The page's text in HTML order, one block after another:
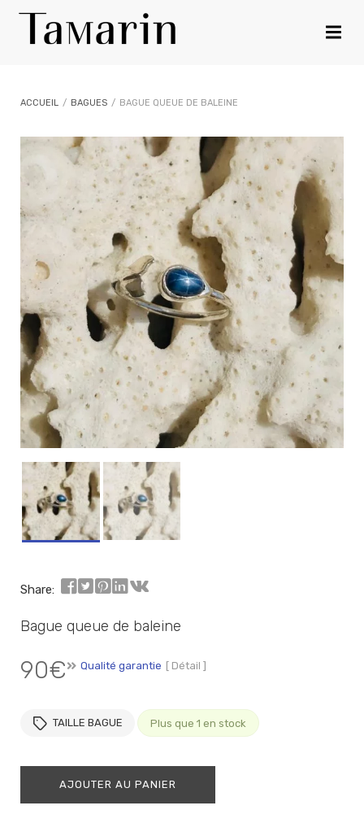
ACCUEIL / BAGUES / BAGUE QUEUE DE BALEINE
Share:
Bague queue de baleine
90€ Qualité garantie [ Détail ]
TAILLE BAGUE Plus que 1 en stock
AJOUTER AU PANIER